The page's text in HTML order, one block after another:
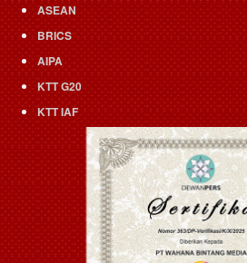
ASEAN
BRICS
AIPA
KTT G20
KTT IAF